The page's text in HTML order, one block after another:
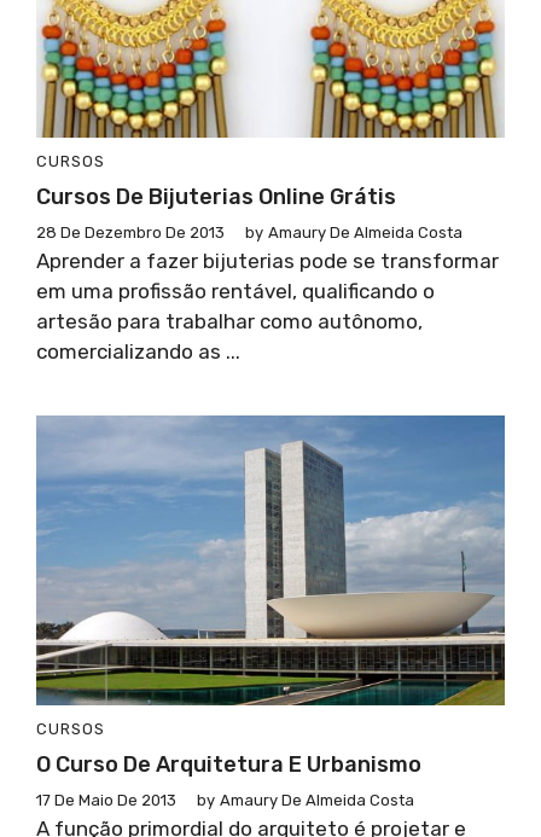
CURSOS
Cursos De Bijuterias Online Grátis
28 De Dezembro De 2013 by Amaury De Almeida Costa
Aprender a fazer bijuterias pode se transformar
em uma profissão rentável, qualificando o
artesão para trabalhar como autônomo,
comercializando as ...
CURSOS
O Curso De Arquitetura E Urbanismo
17 De Maio De 2013 by Amaury De Almeida Costa
A função primordial do arquiteto é projetar e